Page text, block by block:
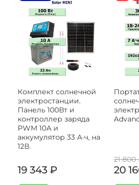
Комплект солнечной
электростанции.
Панель 100Вт и
контроллер заряда
PWM 10А и
аккумулятор 33 А·ч, на
12В.
19 343 ₽
21 800
20